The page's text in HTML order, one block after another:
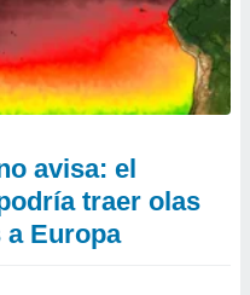
avisa: el
traer olas
a Europa